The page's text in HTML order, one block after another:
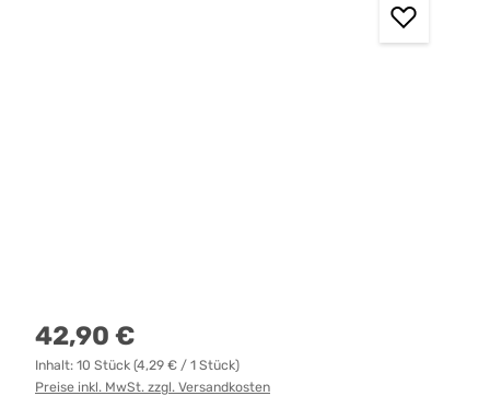
Regulärer Preis:
42,90 €
Inhalt: 10 Stück (4,29 € / 1 Stück)
Preise inkl. MwSt. zzgl. Versandkosten